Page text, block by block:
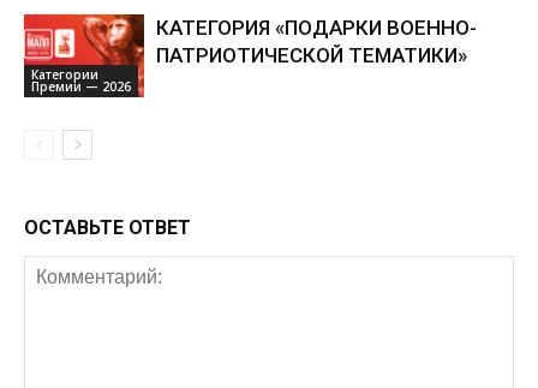
Категории
Премии — 2026
КАТЕГОРИЯ «ПОДАРКИ ВОЕННО-
ПАТРИОТИЧЕСКОЙ ТЕМАТИКИ»
ОСТАВЬТЕ ОТВЕТ